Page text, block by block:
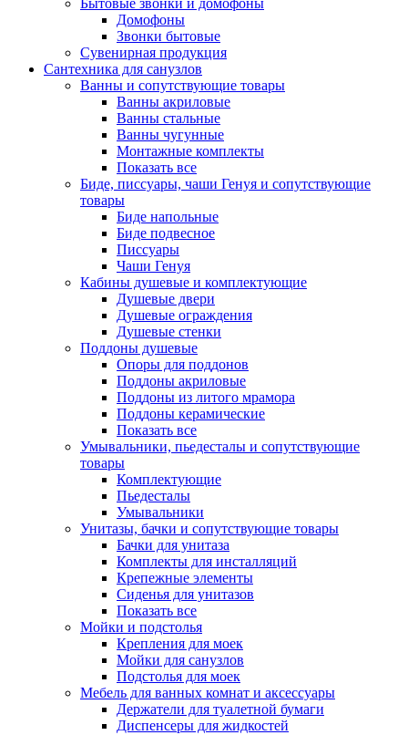
Бытовые звонки и домофоны
Домофоны
Звонки бытовые
Сувенирная продукция
Сантехника для санузлов
Ванны и сопутствующие товары
Ванны акриловые
Ванны стальные
Ванны чугунные
Монтажные комплекты
Показать все
Биде, писсуары, чаши Генуя и сопутствующие
товары
Биде напольные
Биде подвесное
Писсуары
Чаши Генуя
Кабины душевые и комплектующие
Душевые двери
Душевые ограждения
Душевые стенки
Поддоны душевые
Опоры для поддонов
Поддоны акриловые
Поддоны из литого мрамора
Поддоны керамические
Показать все
Умывальники, пьедесталы и сопутствующие
товары
Комплектующие
Пьедесталы
Умывальники
Унитазы, бачки и сопутствующие товары
Бачки для унитаза
Комплекты для инсталляций
Крепежные элементы
Сиденья для унитазов
Показать все
Мойки и подстолья
Крепления для моек
Мойки для санузлов
Подстолья для моек
Мебель для ванных комнат и аксессуары
Держатели для туалетной бумаги
Диспенсеры для жидкостей